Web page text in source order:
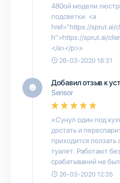
480ой модели
подсветки. <a
href="https://sprut.ai/
h">https://sprut.ai/
</a></p>»
26-03-2020 18:31
Добавил отзыв к
Sensor
«Сунул один под
достать и
приходится ползать
туалет. Работают
срабатываний не
26-03-2020 12:35